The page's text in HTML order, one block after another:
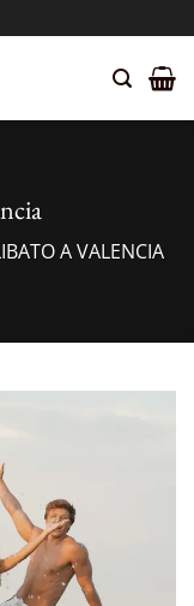
A VALENCIA